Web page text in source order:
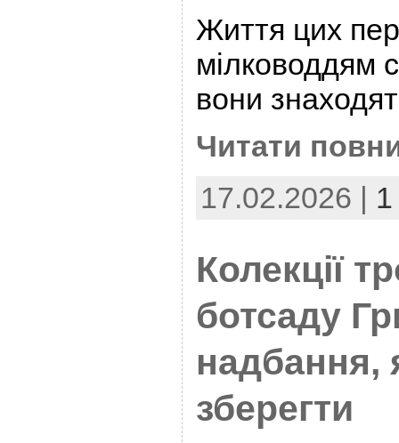
Життя цих
мілководдям
вони
Читати
17.02.2026 |
Колекції
ботсаду
надбання,
зберегти